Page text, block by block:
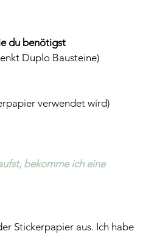
du benötigst
Duplo Bausteine)
verwendet wird)
bekomme ich eine
Stickerpapier aus. Ich habe